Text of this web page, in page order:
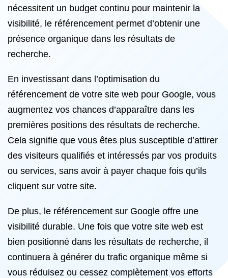
nécessitent un budget continu pour maintenir la
visibilité, le référencement permet d’obtenir une
présence organique dans les résultats de
recherche.
En investissant dans l’optimisation du
référencement de votre site web pour Google, vous
augmentez vos chances d’apparaître dans les
premières positions des résultats de recherche.
Cela signifie que vous êtes plus susceptible d’attirer
des visiteurs qualifiés et intéressés par vos produits
ou services, sans avoir à payer chaque fois qu’ils
cliquent sur votre site.
De plus, le référencement sur Google offre une
visibilité durable. Une fois que votre site web est
bien positionné dans les résultats de recherche, il
continuera à générer du trafic organique même si
vous réduisez ou cessez complètement vos efforts